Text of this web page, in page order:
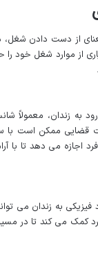
از دست دادن شغل،
از موارد شغل خود
به زندان، معمولاً
قضایی ممکن است
اجازه می دهد تا
به زندان می
می کند تا در مسیر